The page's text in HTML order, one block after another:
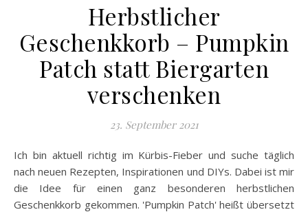
Herbstlicher
Geschenkkorb – Pumpkin
Patch statt Biergarten
verschenken
23. September 2021
Ich bin aktuell richtig im Kürbis-Fieber und suche täglich
nach neuen Rezepten, Inspirationen und DIYs. Dabei ist mir
die Idee für einen ganz besonderen herbstlichen
Geschenkkorb gekommen. 'Pumpkin Patch' heißt übersetzt